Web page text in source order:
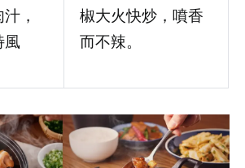
，
風
椒大火快炒，噴香
而不辣。
登出
確定要登出嗎？